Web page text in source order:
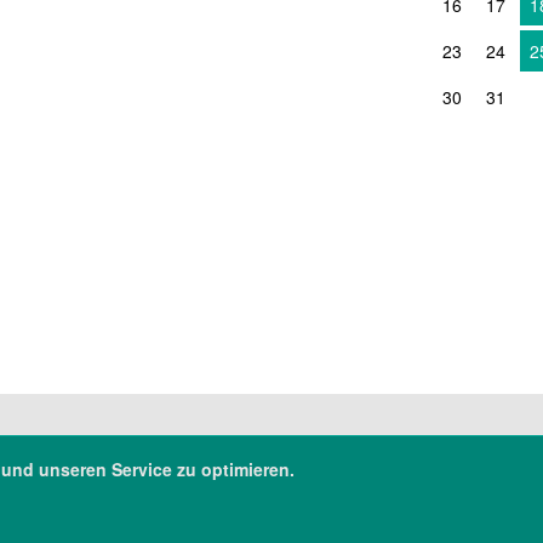
23
24
30
31
Transparenz
unseren Service zu optimieren.